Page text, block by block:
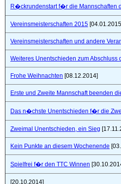
R�ckrundenstart f�r die Mannschaften
Vereinsmeisterschaften 2015
Vereinsmeisterschaften und andere
Weiteres Unentschieden zum Abschluss
Frohe Weihnachten [08.12.2014]
Erste und Zweite Mannschaft beenden
Das n�chste Unentschieden f�r die
Zweimal Unentschieden, ein Sieg
Kein Punkte an diesem Wochenende
Spielfrei f�r den TTC Winnen
[20.10.2014]